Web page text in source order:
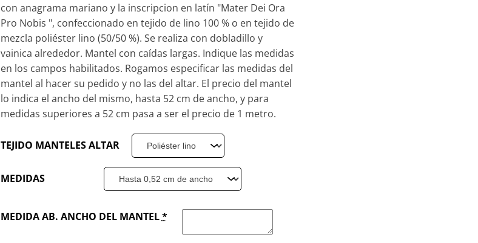
con anagrama mariano y la inscripcion en latín "Mater Dei Ora
Pro Nobis ", confeccionado en tejido de lino 100 % o en tejido de
mezcla poliéster lino (50/50 %). Se realiza con dobladillo y
vainica alrededor. Mantel con caídas largas. Indique las medidas
en los campos habilitados. Rogamos especificar las medidas del
mantel al hacer su pedido y no las del altar. El precio del mantel
lo indica el ancho del mismo, hasta 52 cm de ancho, y para
medidas superiores a 52 cm pasa a ser el precio de 1 metro.
TEJIDO MANTELES ALTAR
MEDIDAS
MEDIDA AB. ANCHO DEL MANTEL*